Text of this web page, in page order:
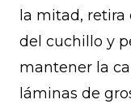
la mitad,
del cuchillo y
mantener la
láminas de